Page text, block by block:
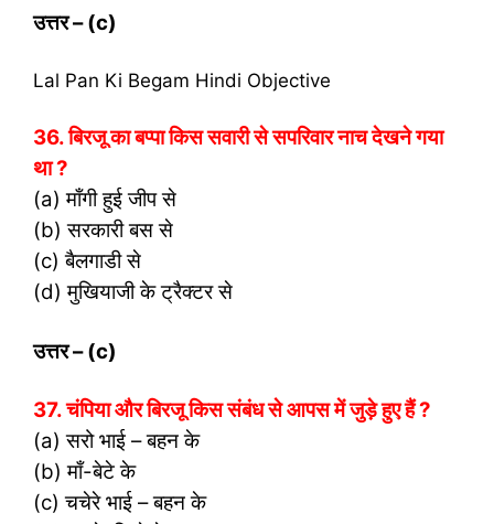
उत्तर – (c)
Lal Pan Ki Begam Hindi Objective
36. बिरजू का बप्पा किस सवारी से सपरिवार नाच देखने गया
था ?
(a) माँगी हुई जीप से
(b) सरकारी बस से
(c) बैलगाडी से
(d) मुखियाजी के ट्रैक्टर से
उत्तर– (c)
37. चंपिया और बिरजू किस संबंध से आपस में जुड़े हुए हैं ?
(a) सरो भाई – बहन के
(b) माँ-बेटे के
(c) चचेरे भाई – बहन के